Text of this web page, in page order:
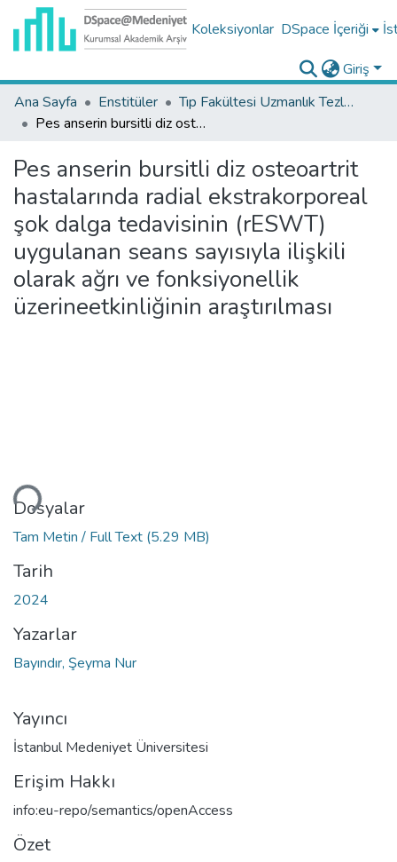
Koleksiyonlar DSpace İçeriği
Giriş
Ana Sayfa
Enstitüler
Tıp Fakültesi Uzmanlık Tezleri
Pes anserin bursitli diz osteoartrit hastalarında radial ekstrakorporeal şok dalga tedavisinin (rESWT) uygulanan seans sayısıyla ilişkili olarak ağrı ve fonksiyonellik üzerineetkinliğinin araştırılması
Pes anserin bursitli diz osteoartrit
hastalarında radial ekstrakorporeal
şok dalga tedavisinin (rESWT)
uygulanan seans sayısıyla ilişkili
olarak ağrı ve fonksiyonellik
üzerineetkinliğinin araştırılması
Yükleniyor...
Dosyalar
Tam Metin / Full Text (5.29 MB)
Tarih
2024
Yazarlar
Bayındır, Şeyma Nur
Yayıncı
İstanbul Medeniyet Üniversitesi
Erişim Hakkı
info:eu-repo/semantics/openAccess
Özet